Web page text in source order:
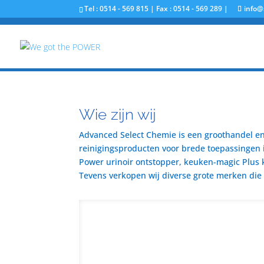
Tel : 0514 - 569 815 | Fax : 0514 - 569 289 |
Wie zijn wij
Advanced Select Chemie is een groothandel
reinigingsproducten voor brede
Power urinoir ontstopper, keuken-magic
Tevens verkopen wij diverse grote merken